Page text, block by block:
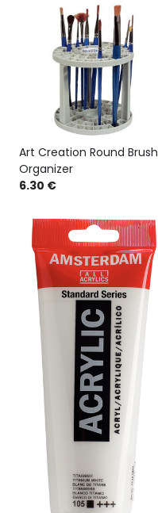
Art Creation Round Brush
Organizer
6.30 €